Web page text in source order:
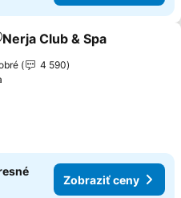
do obľúbených
Club & Spa
4 590
Zobraziť ceny